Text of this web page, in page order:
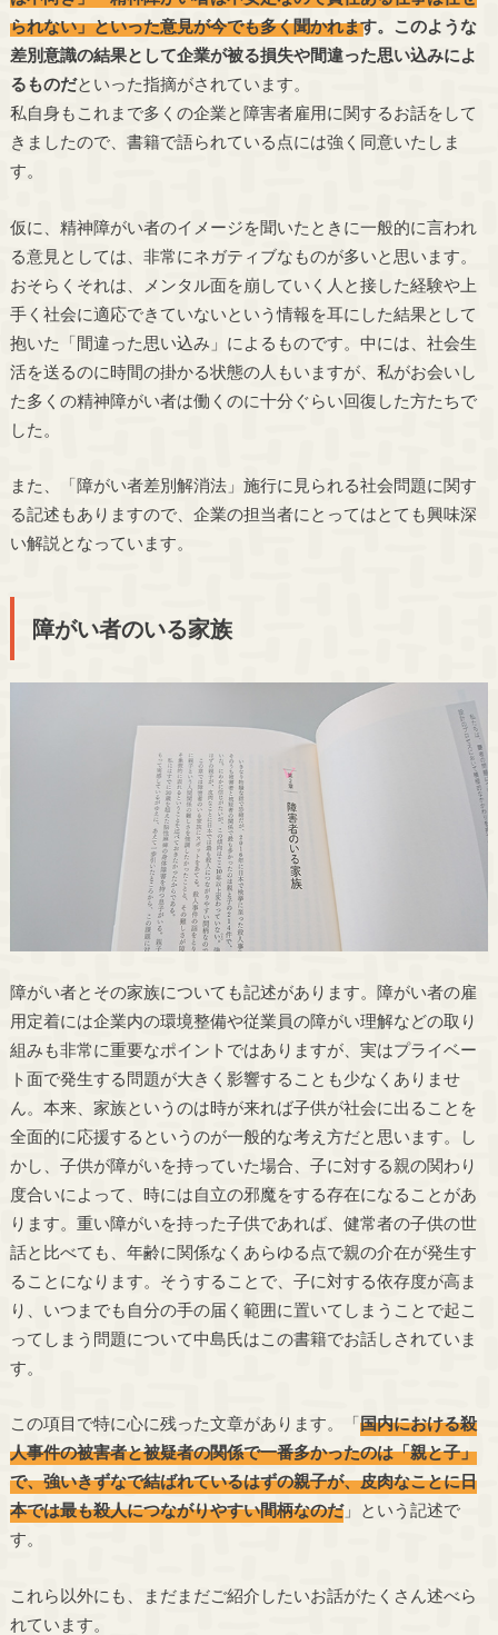
られない」といった意見が今でも多く聞かれます。このような
差別意識の結果として企業が被る損失や間違った思い込みによ
るものだといった指摘がされています。
私自身もこれまで多くの企業と障害者雇用に関するお話をして
きましたので、書籍で語られている点には強く同意いたしま
す。
仮に、精神障がい者のイメージを聞いたときに一般的に言われ
る意見としては、非常にネガティブなものが多いと思います。
おそらくそれは、メンタル面を崩していく人と接した経験や上
手く社会に適応できていないという情報を耳にした結果として
抱いた「間違った思い込み」によるものです。中には、社会生
活を送るのに時間の掛かる状態の人もいますが、私がお会いし
た多くの精神障がい者は働くのに十分ぐらい回復した方たちで
した。
また、「障がい者差別解消法」施行に見られる社会問題に関す
る記述もありますので、企業の担当者にとってはとても興味深
い解説となっています。
障がい者のいる家族
障がい者とその家族についても記述があります。障がい者の雇
用定着には企業内の環境整備や従業員の障がい理解などの取り
組みも非常に重要なポイントではありますが、実はプライベー
ト面で発生する問題が大きく影響することも少なくありませ
ん。本来、家族というのは時が来れば子供が社会に出ることを
全面的に応援するというのが一般的な考え方だと思います。し
かし、子供が障がいを持っていた場合、子に対する親の関わり
度合いによって、時には自立の邪魔をする存在になることがあ
ります。重い障がいを持った子供であれば、健常者の子供の世
話と比べても、年齢に関係なくあらゆる点で親の介在が発生す
ることになります。そうすることで、子に対する依存度が高ま
り、いつまでも自分の手の届く範囲に置いてしまうことで起こ
ってしまう問題について中島氏はこの書籍でお話しされていま
す。
この項目で特に心に残った文章があります。「国内における殺
人事件の被害者と被疑者の関係で一番多かったのは「親と子」
で、強いきずなで結ばれているはずの親子が、皮肉なことに日
本では最も殺人につながりやすい間柄なのだ」という記述で
す。
これら以外にも、まだまだご紹介したいお話がたくさん述べら
れています。